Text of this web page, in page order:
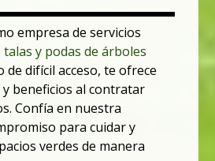
empresa de servicios
talas y podas de árboles
de difícil acceso, te ofrece
beneficios al contratar
Confía en nuestra
para cuidar y
verdes de manera